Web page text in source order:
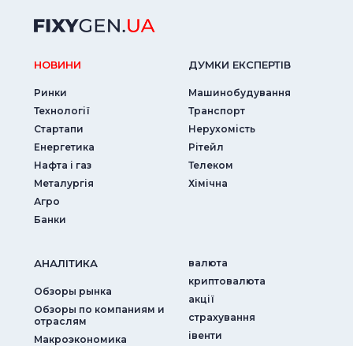
НОВИНИ
Ринки
Технології
Стартапи
Енергетика
Нафта і газ
Металургія
Агро
Банки
ДУМКИ ЕКСПЕРТIВ
Машинобудування
Транспорт
Нерухомість
Рітейл
Телеком
Хімічна
АНАЛIТИКА
Обзоры рынка
Обзоры по компаниям и
отраслям
Макроэкономика
валюта
криптовалюта
акції
страхування
iвенти